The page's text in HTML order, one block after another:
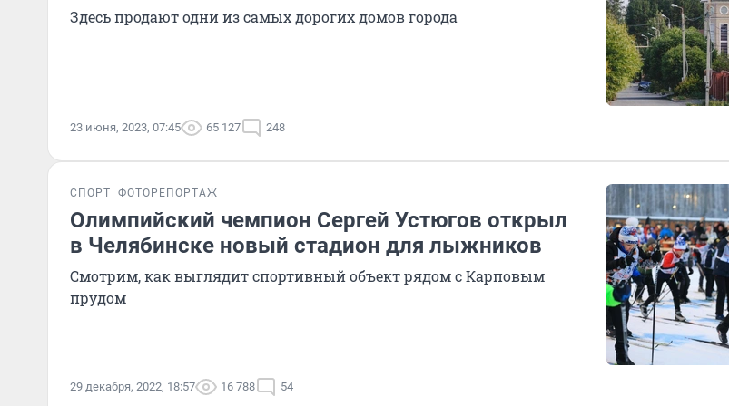
Здесь продают одни из самых дорогих домов города
23 июня, 2023, 07:45 65 127 248
СПОРТ ФОТОРЕПОРТАЖ
Олимпийский чемпион Сергей Устюгов открыл
в Челябинске новый стадион для лыжников
Смотрим, как выглядит спортивный объект рядом с Карповым
прудом
29 декабря, 2022, 18:57 16 788 54